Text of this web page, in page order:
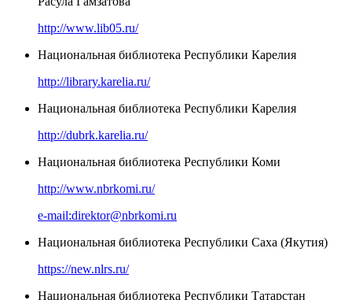
http://www.lib05.ru/
Национальная библиотека Республики Карелия
http://library.karelia.ru/
Национальная библиотека Республики Карелия
http://dubrk.karelia.ru/
Национальная библиотека Республики Коми
http://www.nbrkomi.ru/
e-mail:direktor@nbrkomi.ru
Национальная библиотека Республики Саха (Якутия)
https://new.nlrs.ru/
Национальная библиотека Республики Татарстан